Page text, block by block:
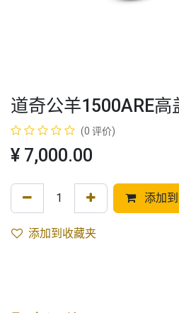
道奇公羊1500ARE高
(0 评价)
¥ 7,000.00
添加
添加到收藏夹